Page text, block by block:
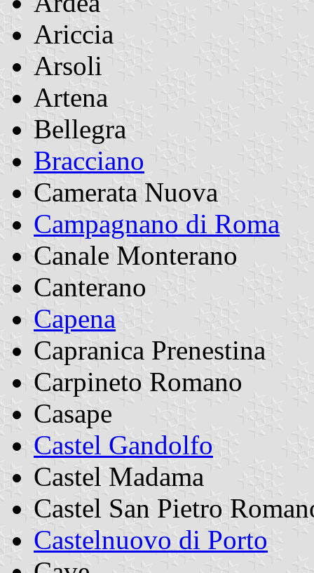
Ariccia
Arsoli
Artena
Bellegra
Bracciano
Camerata Nuova
Campagnano di Roma
Canale Monterano
Canterano
Capena
Capranica Prenestina
Carpineto Romano
Casape
Castel Gandolfo
Castel Madama
Castel San Pietro
Castelnuovo di Porto